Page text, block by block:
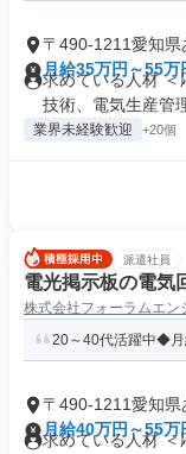
〒490-1211愛知県
月給35万円～55万
求めている人材
技術、電気生産管
業界未経験歓迎 +20個
派遣社員
電光掲示板の電気
株式会社フォーラムエン
20～40代活躍中◆
〒490-1211愛知県
月給40万円～55万
求めている人材